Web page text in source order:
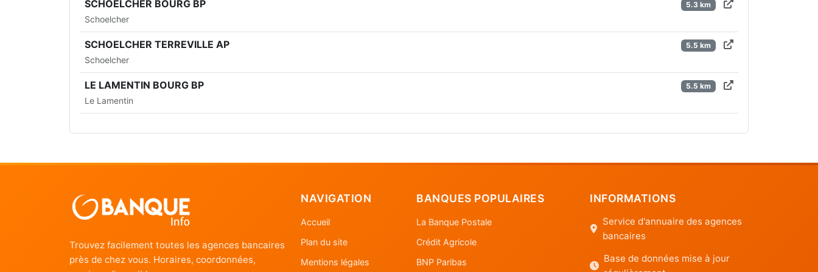
SCHOELCHER BOURG BP
Schoelcher
5.3 km
SCHOELCHER TERREVILLE AP
Schoelcher
5.5 km
LE LAMENTIN BOURG BP
Le Lamentin
5.5 km
Trouvez facilement toutes les agences bancaires
près de chez vous. Horaires, coordonnées,
NAVIGATION
Accueil
Plan du site
Mentions légales
BANQUES POPULAIRES
La Banque Postale
Crédit Agricole
BNP Paribas
INFORMATIONS
Service d'annuaire des agences
bancaires
Base de données mise à jour